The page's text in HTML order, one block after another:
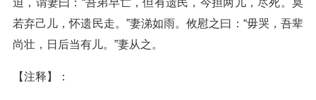
迫，谓妻曰：“吾弟早亡，但有遗民，今担两儿，尽死。莫
若弃己儿，怀遗民走。”妻涕如雨。攸慰之曰：“毋哭，吾辈
尚壮，日后当有儿。”妻从之。
【注释】：